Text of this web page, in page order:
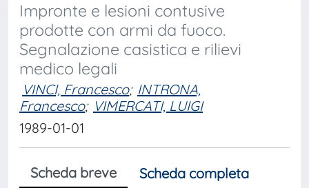
Impronte e lesioni contusive
prodotte con armi da fuoco.
Segnalazione casistica e rilievi
medico legali
VINCI, Francesco; INTRONA,
Francesco; VIMERCATI, LUIGI
1989-01-01
Scheda breve
Scheda completa